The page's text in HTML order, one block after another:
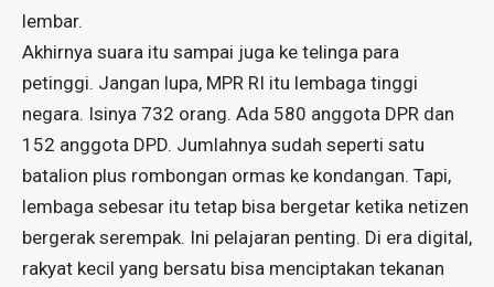
lembar.
Akhirnya suara itu sampai juga ke telinga para
petinggi. Jangan lupa, MPR RI itu lembaga tinggi
negara. Isinya 732 orang. Ada 580 anggota DPR dan
152 anggota DPD. Jumlahnya sudah seperti satu
batalion plus rombongan ormas ke kondangan. Tapi,
lembaga sebesar itu tetap bisa bergetar ketika netizen
bergerak serempak. Ini pelajaran penting. Di era digital,
rakyat kecil yang bersatu bisa menciptakan tekanan